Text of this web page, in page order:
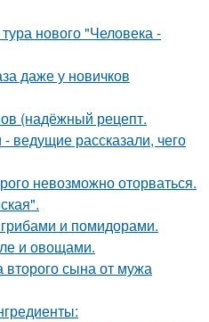
нового "Человека -
даже у новичков
(надёжный рецепт.
ведущие рассказали, чего
невозможно оторваться.
и помидорами.
и овощами.
сына от мужа